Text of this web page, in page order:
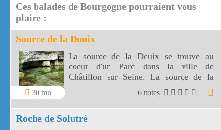
Ces balades de Bourgogne pourraient vous
plaire :
Source de la Douix
30 mn
La source de la Douix se trouve au
coeur d'un Parc dans la ville de
Châtillon sur Seine. La source de la
Douix est une des plus belles
exsurgences de France.
6 notes
Roche de Solutré